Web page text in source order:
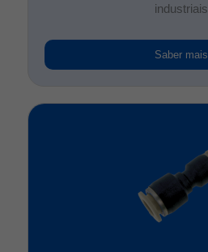
industriais
Saber mais